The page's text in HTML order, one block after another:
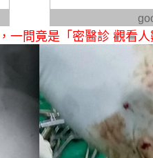
一問竟是「密醫診 觀看